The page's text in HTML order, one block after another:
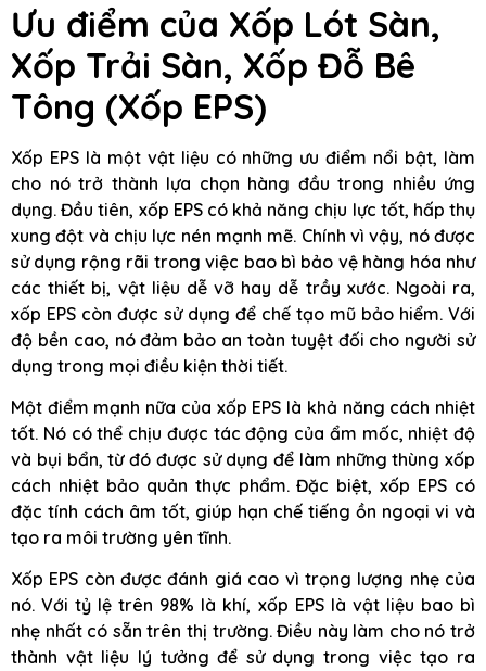
Ưu điểm của Xốp Lót Sàn,
Xốp Trải Sàn, Xốp Đỗ Bê
Tông (Xốp EPS)
Xốp EPS là một vật liệu có những ưu điểm nổi bật, làm
cho nó trở thành lựa chọn hàng đầu trong nhiều ứng
dụng. Đầu tiên, xốp EPS có khả năng chịu lực tốt, hấp thụ
xung đột và chịu lực nén mạnh mẽ. Chính vì vậy, nó được
sử dụng rộng rãi trong việc bao bì bảo vệ hàng hóa như
các thiết bị, vật liệu dễ vỡ hay dễ trầy xước. Ngoài ra,
xốp EPS còn được sử dụng để chế tạo mũ bảo hiểm. Với
độ bền cao, nó đảm bảo an toàn tuyệt đối cho người sử
dụng trong mọi điều kiện thời tiết.
Một điểm mạnh nữa của xốp EPS là khả năng cách nhiệt
tốt. Nó có thể chịu được tác động của ẩm mốc, nhiệt độ
và bụi bẩn, từ đó được sử dụng để làm những thùng xốp
cách nhiệt bảo quản thực phẩm. Đặc biệt, xốp EPS có
đặc tính cách âm tốt, giúp hạn chế tiếng ồn ngoại vi và
tạo ra môi trường yên tĩnh.
Xốp EPS còn được đánh giá cao vì trọng lượng nhẹ của
nó. Với tỷ lệ trên 98% là khí, xốp EPS là vật liệu bao bì
nhẹ nhất có sẵn trên thị trường. Điều này làm cho nó trở
thành vật liệu lý tưởng để sử dụng trong việc tạo ra